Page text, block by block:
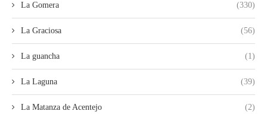
La Gomera (330)
La Graciosa (56)
La guancha (1)
La Laguna (39)
La Matanza de Acentejo (2)